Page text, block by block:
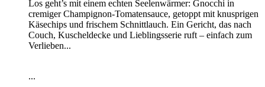
Los geht’s mit einem echten Seelenwärmer: Gnocchi in
cremiger Champignon-Tomatensauce, getoppt mit knusprigen
Käsechips und frischem Schnittlauch. Ein Gericht, das nach
Couch, Kuscheldecke und Lieblingsserie ruft – einfach zum
Verlieben...
...